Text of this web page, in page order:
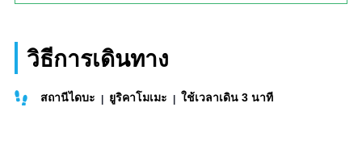
วิธีการเดินทาง
สถานีไดบะ ยูริคาโมเมะ ใช้เวลาเดิน 3 นาที